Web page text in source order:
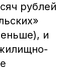
рублей
и